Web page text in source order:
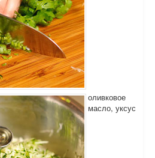
оливковое
масло, уксус